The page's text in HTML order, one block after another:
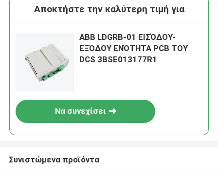
Αποκτήστε την καλύτερη τιμή για
ABB LDGRB-01 ΕΙΣΌΔΟΥ-
ΕΞΌΔΟΥ ΕΝΌΤΗΤΑ PCB ΤΟΥ
DCS 3BSE013177R1
Να συνεχίσει
Συνιστώμενα προϊόντα